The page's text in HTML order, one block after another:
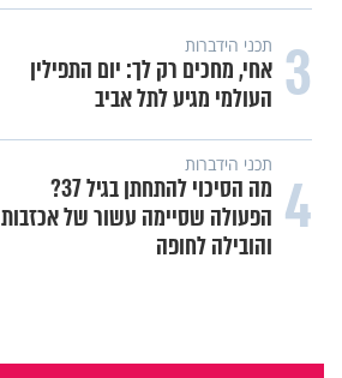
3 תכני הידברות
אחי, מחכים רק לך: יום התפילין
העולמי מגיע לתל אביב
4 תכני הידברות
מה הסיכוי להתחתן בגיל 37?
הפעולה שסיימה עשור של אכזבות
והובילה לחופה